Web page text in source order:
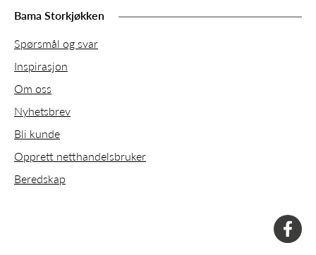
Bama Storkjøkken
Spørsmål og svar
Inspirasjon
Om oss
Nyhetsbrev
Bli kunde
Opprett netthandelsbruker
Beredskap